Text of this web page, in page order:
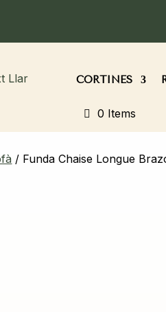
CORTINES
0 Items
/ Funda Chaise Longue